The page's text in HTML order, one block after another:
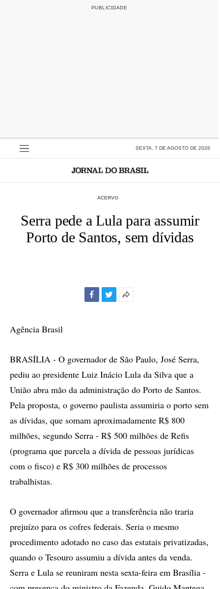
SEXTA, 7 DE AGOSTO DE 2026
ACERVO
Serra pede a Lula para assumir
Porto de Santos, sem dívidas
Agência Brasil
BRASÍLIA - O governador de São Paulo, José Serra,
pediu ao presidente Luiz Inácio Lula da Silva que a
União abra mão da administração do Porto de Santos.
Pela proposta, o governo paulista assumiria o porto sem
as dívidas, que somam aproximadamente R$ 800
milhões, segundo Serra - R$ 500 milhões de Refis
(programa que parcela a dívida de pessoas jurídicas
com o fisco) e R$ 300 milhões de processos
trabalhistas.
O governador afirmou que a transferência não traria
prejuízo para os cofres federais. Seria o mesmo
procedimento adotado no caso das estatais privatizadas,
quando o Tesouro assumiu a dívida antes da venda.
Serra e Lula se reuniram nesta sexta-feira em Brasília -